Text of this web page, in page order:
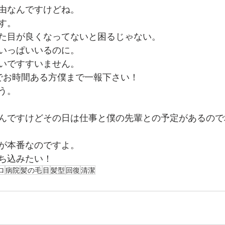
なんですけどね。
目が良くなってないと困るじゃない。
っぱいいるのに。
ですすいません。
時間ある方僕まで一報下さい！
ですけどその日は仕事と僕の先輩との予定があるの
本番なのですよ。
込みたい！
病院髪の毛 目 髪型 回復清潔